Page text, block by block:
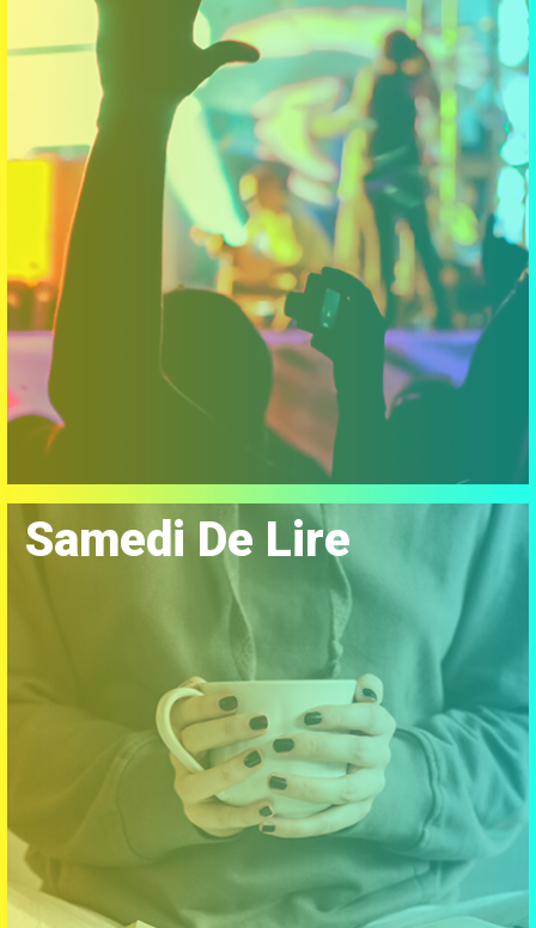
Samedi De Lire